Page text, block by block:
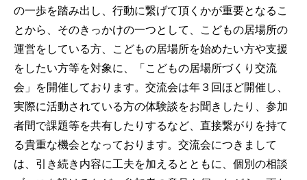
の一歩を踏み出し、行動に繋げて頂くかが重要となるこ
とから、そのきっかけの一つとして、こどもの居場所の
運営をしている方、こどもの居場所を始めたい方や支援
をしたい方等を対象に、「こどもの居場所づくり交流
会」を開催しております。交流会は年３回ほど開催し、
実際に活動されている方の体験談をお聞きしたり、参加
者間で課題等を共有したりするなど、直接繋がりを持て
る貴重な機会となっております。交流会につきまして
は、引き続き内容に工夫を加えるとともに、個別の相談